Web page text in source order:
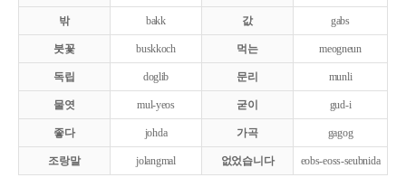
밖 bakk 값 gabs
붓꽃 buskkoch 먹는 meogneun
독립 doglib 문리 munli
물엿 mul-yeos 굳이 gud-i
좋다 johda 가곡 gagog
조랑말 jolangmal 없었습니다 eobs-eoss-seubnida